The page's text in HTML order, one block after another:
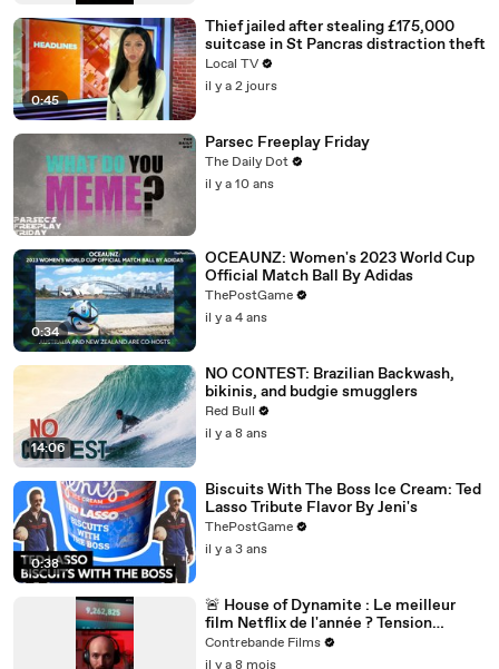
0:45
Thief jailed after stealing £175,000
suitcase in St Pancras distraction theft
Local TV
il y a 2 jours
Parsec Freeplay Friday
The Daily Dot
il y a 10 ans
0:34
OCEAUNZ: Women's 2023 World Cup
Official Match Ball By Adidas
ThePostGame
il y a 4 ans
14:06
NO CONTEST: Brazilian Backwash,
bikinis, and budgie smugglers
Red Bull
il y a 8 ans
0:38
Biscuits With The Boss Ice Cream: Ted
Lasso Tribute Flavor By Jeni's
ThePostGame
il y a 3 ans
🚨 House of Dynamite : Le meilleur
film Netflix de l'année ? Tension
nucléaire et décision impossible 🎬
Contrebande Films